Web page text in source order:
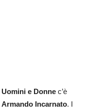
Uomini e Donne c’è
Armando Incarnato. I